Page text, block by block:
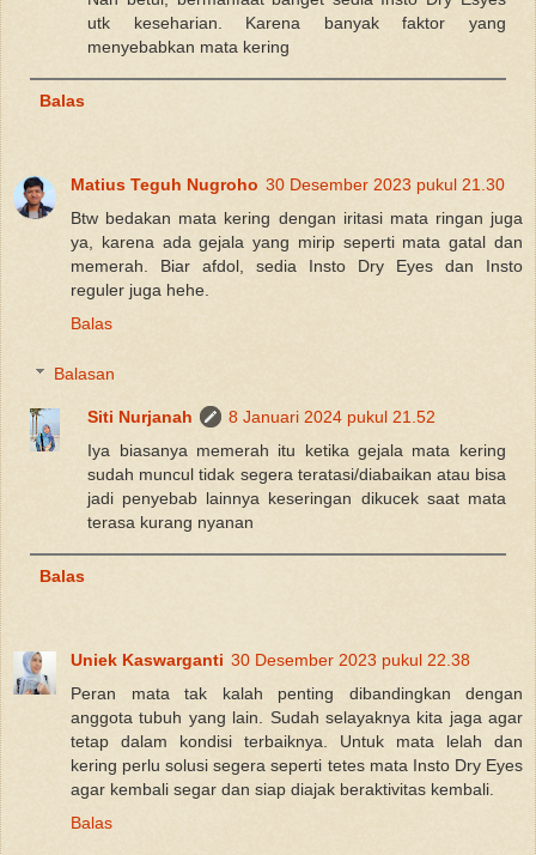
utk keseharian. Karena banyak faktor yang
menyebabkan mata kering
Balas
Matius Teguh Nugroho 30 Desember 2023 pukul 21.30
Btw bedakan mata kering dengan iritasi mata ringan juga
ya, karena ada gejala yang mirip seperti mata gatal dan
memerah. Biar afdol, sedia Insto Dry Eyes dan Insto
reguler juga hehe.
Balas
Balasan
Siti Nurjanah
8 Januari 2024 pukul 21.52
Iya biasanya memerah itu ketika gejala mata kering
sudah muncul tidak segera teratasi/diabaikan atau bisa
jadi penyebab lainnya keseringan dikucek saat mata
terasa kurang nyanan
Balas
Uniek Kaswarganti 30 Desember 2023 pukul 22.38
Peran mata tak kalah penting dibandingkan dengan
anggota tubuh yang lain. Sudah selayaknya kita jaga agar
tetap dalam kondisi terbaiknya. Untuk mata lelah dan
kering perlu solusi segera seperti tetes mata Insto Dry Eyes
agar kembali segar dan siap diajak beraktivitas kembali.
Balas